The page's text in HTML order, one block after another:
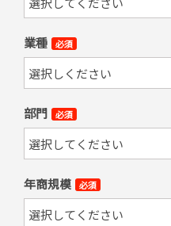
業種 必須
部門 必須
年商規模 必須